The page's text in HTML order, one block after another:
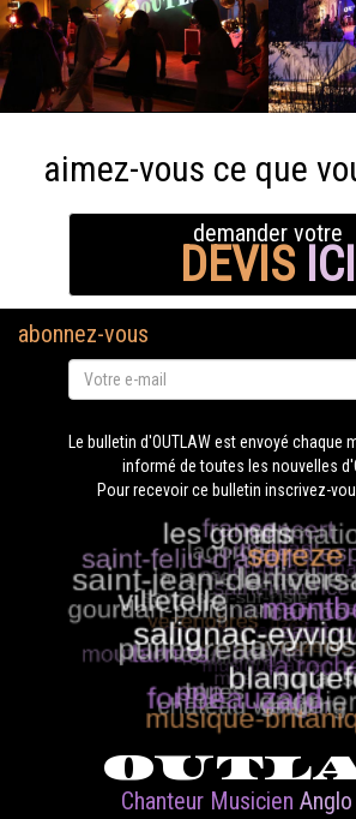
aimez-vous ce que
demander votre
DEVIS ICI
abonnez-vous
Le bulletin d'OUTLAW est envoyé chaque
informé de toutes les nouvelles
Pour recevoir ce bulletin inscrivez-
Chanteur Musicien